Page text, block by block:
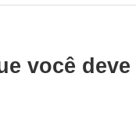
você